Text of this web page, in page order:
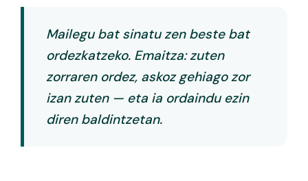
Mailegu bat sinatu zen beste bat
ordezkatzeko. Emaitza: zuten
zorraren ordez, askoz gehiago zor
izan zuten — eta ia ordaindu ezin
diren baldintzetan.